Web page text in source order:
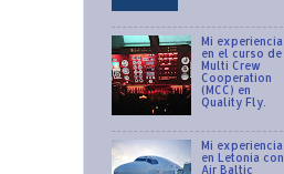
Mi experiencia
en el curso de
Multi Crew
Cooperation
(MCC) en
Quality Fly.
Mi experiencia
en Letonia con
Air Baltic